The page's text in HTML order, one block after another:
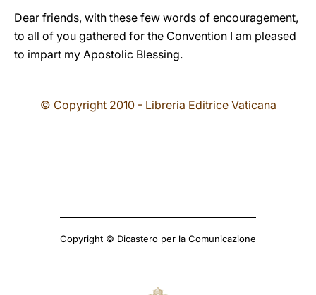
Dear friends, with these few words of encouragement,
to all of you gathered for the Convention I am pleased
to impart my Apostolic Blessing.
© Copyright 2010 - Libreria Editrice Vaticana
Copyright © Dicastero per la Comunicazione